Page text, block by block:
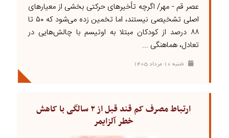
عصر قم - مهر/ اگرچه تأخیرهای حرکتی بخشی از معیارهای
اصلی تشخیصی نیستند، اما تخمین زده می‌شود که ۵۰ تا
۸۸ درصد از کودکان مبتلا به اوتیسم با چالش‌هایی در
تعادل، هماهنگی ...
شنبه ۱۰ مرداد ۱۴۰۵
ارتباط مصرف کم قند قبل از ۲ سالگی با کاهش
خطر آلزایمر